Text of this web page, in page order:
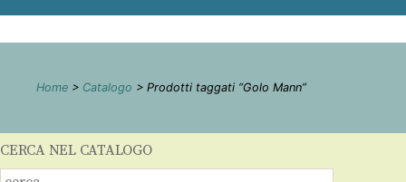
Home > Catalogo > Prodotti taggati “Golo Mann”
CERCA NEL CATALOGO